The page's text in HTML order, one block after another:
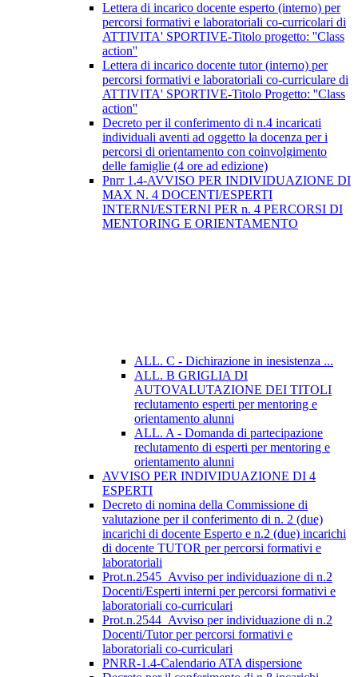
Lettera di incarico docente esperto (interno) per
percorsi formativi e laboratoriali co-curricolari di
ATTIVITA' SPORTIVE-Titolo progetto: ''Class
action''
Lettera di incarico docente tutor (interno) per
percorsi formativi e laboratoriali co-curriculare di
ATTIVITA' SPORTIVE-Titolo Progetto: ''Class
action''
Decreto per il conferimento di n.4 incaricati
individuali aventi ad oggetto la docenza per i
percorsi di orientamento con coinvolgimento
delle famiglie (4 ore ad edizione)
Pnrr 1.4-AVVISO PER INDIVIDUAZIONE DI
MAX N. 4 DOCENTI/ESPERTI
INTERNI/ESTERNI PER n. 4 PERCORSI DI
MENTORING E ORIENTAMENTO
ALL. C - Dichirazione in inesistenza ...
ALL. B GRIGLIA DI
AUTOVALUTAZIONE DEI TITOLI
reclutamento esperti per mentoring e
orientamento alunni
ALL. A - Domanda di partecipazione
reclutamento di esperti per mentoring e
orientamento alunni
AVVISO PER INDIVIDUAZIONE DI 4
ESPERTI
Decreto di nomina della Commissione di
valutazione per il conferimento di n. 2 (due)
incarichi di docente Esperto e n.2 (due) incarichi
di docente TUTOR per percorsi formativi e
laboratoriali
Prot.n.2545_Avviso per individuazione di n.2
Docenti/Esperti interni per percorsi formativi e
laboratoriali co-curriculari
Prot.n.2544_Avviso per individuazione di n.2
Docenti/Tutor per percorsi formativi e
laboratoriali co-curriculari
PNRR-1.4-Calendario ATA dispersione